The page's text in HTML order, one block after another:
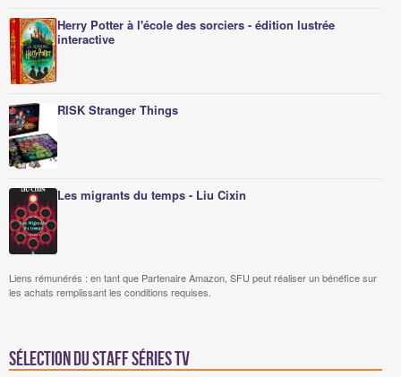
Herry Potter à l'école des sorciers - édition lustrée
interactive
RISK Stranger Things
Les migrants du temps - Liu Cixin
Liens rémunérés : en tant que Partenaire Amazon, SFU peut réaliser un bénéfice sur
les achats remplissant les conditions requises.
Sélection du staff Séries TV